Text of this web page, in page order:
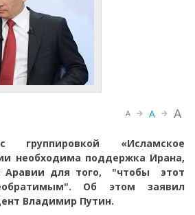
A A A
«Исламское
необходима поддержка Ирана,
Аравии для того, "чтобы этот
Об этом заявил
Владимир Путин.